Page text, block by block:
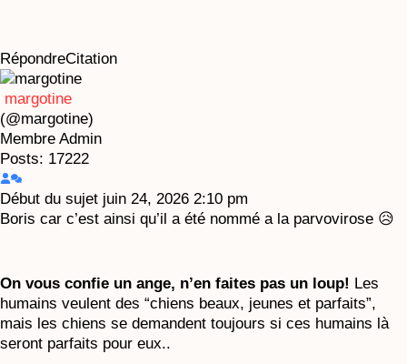
RépondreCitation
margotine
(@margotine)
Membre Admin
Posts: 17222
Début du sujet juin 24, 2026 2:10 pm
Boris car c’est ainsi qu’il a été nommé a la parvovirose 😥
On vous confie un ange, n’en faites pas un loup! Les
humains veulent des “chiens beaux, jeunes et parfaits”,
mais les chiens se demandent toujours si ces humains là
seront parfaits pour eux..